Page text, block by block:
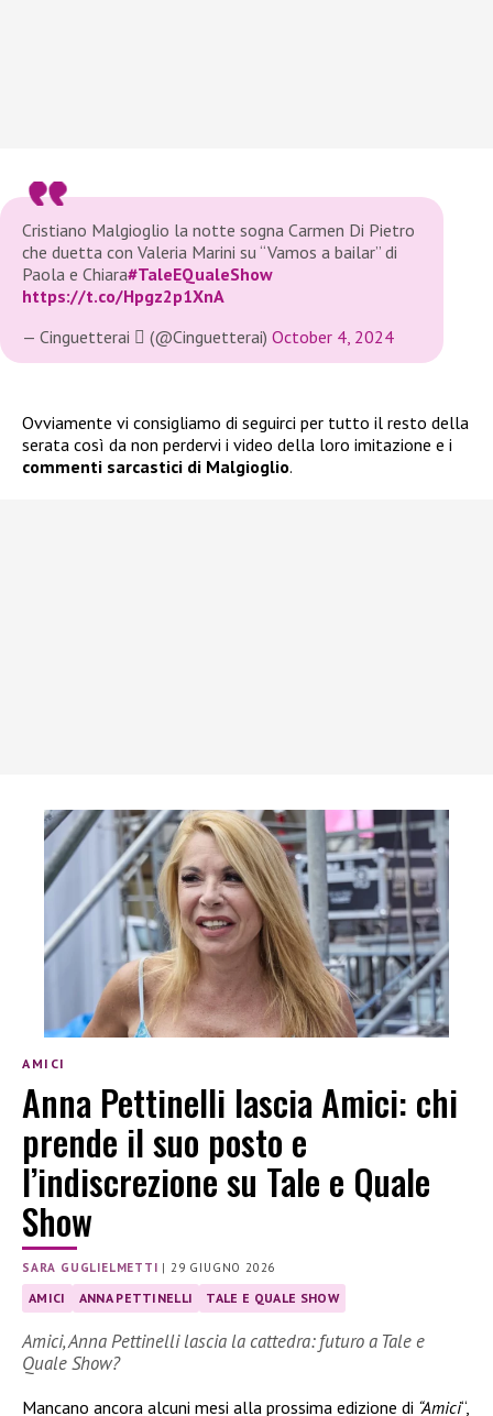
Cristiano Malgioglio la notte sogna Carmen Di Pietro
che duetta con Valeria Marini su “Vamos a bailar” di
Paola e Chiara#TaleEQualeShow
https://t.co/Hpgz2p1XnA
— Cinguetterai  (@Cinguetterai) October 4, 2024
Ovviamente vi consigliamo di seguirci per tutto il resto della
serata così da non perdervi i video della loro imitazione e i
commenti sarcastici di Malgioglio.
AMICI
Anna Pettinelli lascia Amici: chi
prende il suo posto e
l’indiscrezione su Tale e Quale
Show
SARA GUGLIELMETTI | 29 GIUGNO 2026
AMICI ANNA PETTINELLI TALE E QUALE SHOW
Amici, Anna Pettinelli lascia la cattedra: futuro a Tale e
Quale Show?
Mancano ancora alcuni mesi alla prossima edizione di “Amici“,